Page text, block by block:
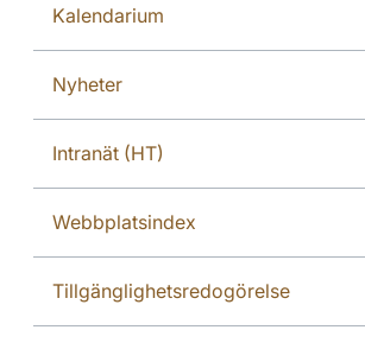
Kalendarium
Nyheter
Intranät (HT)
Webbplatsindex
Tillgänglighetsredogörelse